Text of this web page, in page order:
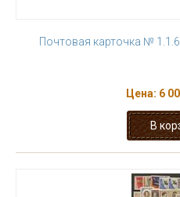
Почтовая карточка №
Цена: 6